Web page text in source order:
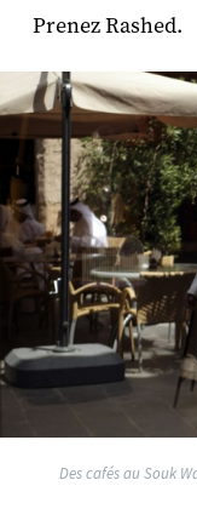
Prenez Rashed.
Des cafés au Souk